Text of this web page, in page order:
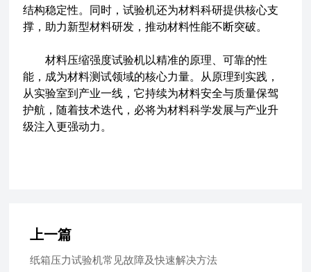
结构稳定性。同时，试验机还为材料科研提供核心支
撑，助力新型材料研发，推动材料性能不断突破。
材料压缩强度试验机以精准的原理、可靠的性
能，成为材料测试领域的核心力量。从原理到实践，
从实验室到产业一线，它持续为材料安全与质量保驾
护航，随着技术迭代，必将为材料科学发展与产业升
级注入更强动力。
上一篇
纸箱压力试验机常见故障及快速解决方法